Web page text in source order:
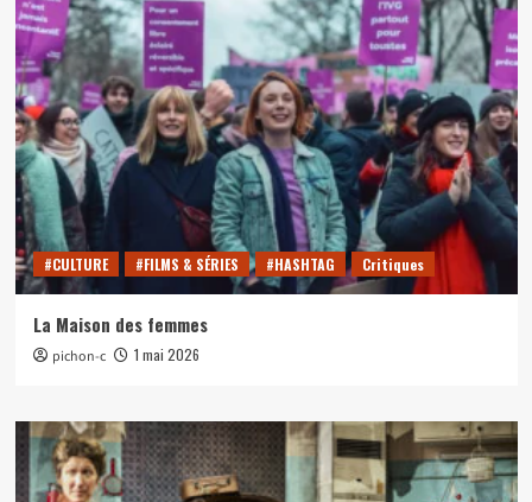
#CULTURE #FILMS & SÉRIES #HASHTAG Critiques
La Maison des femmes
pichon-c 1 mai 2026